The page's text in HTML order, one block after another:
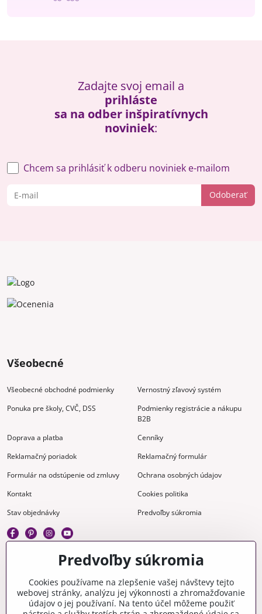
Zadajte svoj email a
prihláste
sa na odber inšpiratívnych
noviniek:
Odoberať
Chcem sa prihlásiť k odberu noviniek e-mailom
Všeobecné
Všeobecné obchodné podmienky
Vernostný zľavový systém
Ponuka pre školy, CVČ, DSS
Podmienky registrácie a nákupu
B2B
Doprava a platba
Cenníky
Reklamačný poriadok
Reklamačný formulár
Formulár na odstúpenie od zmluvy
Ochrana osobných údajov
Kontakt
Cookies politika
Stav objednávky
Predvoľby súkromia
Gravírovanie
Materiály na stiahnutie
Predvoľby súkromia
Cookies používame na zlepšenie vašej návštevy tejto
webovej stránky, analýzu jej výkonnosti a zhromažďovanie
údajov o jej používaní. Na tento účel môžeme použiť